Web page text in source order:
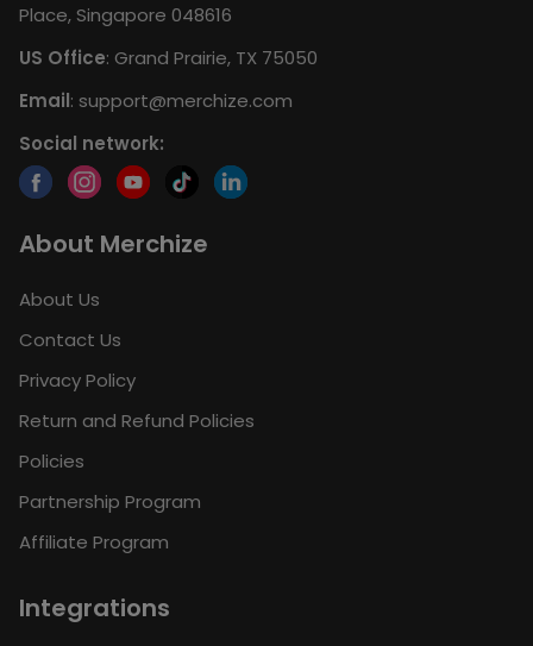
Place, Singapore 048616
US Office: Grand Prairie, TX 75050
Email: support@merchize.com
Social network:
About Merchize
About Us
Contact Us
Privacy Policy
Return and Refund Policies
Policies
Partnership Program
Affiliate Program
Integrations